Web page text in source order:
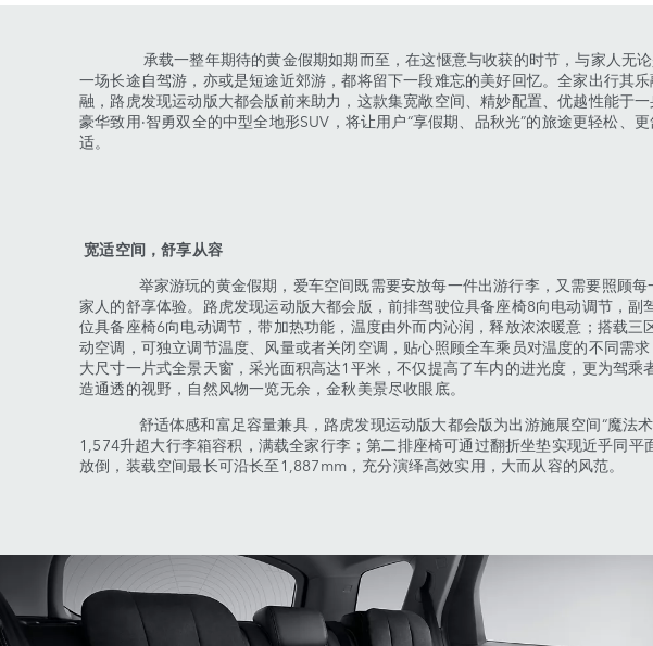
承载一整年期待的黄金假期如期而至，在这惬意与收获的时节，与家人无
一场长途自驾游，亦或是短途近郊游，都将留下一段难忘的美好回忆。全家出行其乐
融，路虎发现运动版大都会版前来助力，这款集宽敞空间、精妙配置、优越性能于
豪华致用·智勇双全的中型全地形SUV，将让用户“享假期、品秋光”的旅途更轻松、更
适。
宽适空间，舒享从容
举家游玩的黄金假期，爱车空间既需要安放每一件出游行李，又需要照顾每
家人的舒享体验。路虎发现运动版大都会版，前排驾驶位具备座椅8向电动调节，副
位具备座椅6向电动调节，带加热功能，温度由外而内沁润，释放浓浓暖意；搭载三
动空调，可独立调节温度、风量或者关闭空调，贴心照顾全车乘员对温度的不同需求
大尺寸一片式全景天窗，采光面积高达1平米，不仅提高了车内的进光度，更为驾乘
造通透的视野，自然风物一览无余，金秋美景尽收眼底。
舒适体感和富足容量兼具，路虎发现运动版大都会版为出游施展空间“魔法术
1,574升超大行李箱容积，满载全家行李；第二排座椅可通过翻折坐垫实现近乎同平
放倒，装载空间最长可沿长至1,887mm，充分演绎高效实用，大而从容的风范。